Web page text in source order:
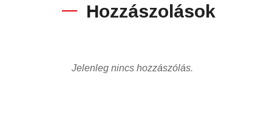
Hozzászolások
Jelenleg nincs hozzászólás.